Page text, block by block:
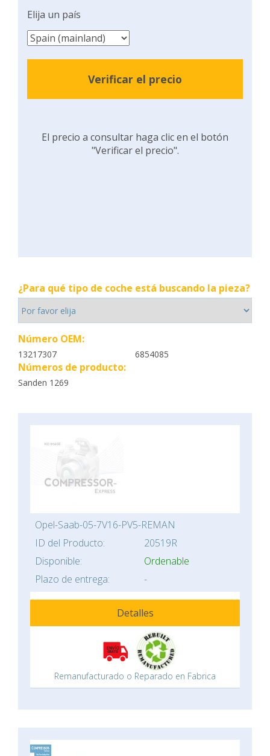
Elija un país
Verificar el precio
El precio a consultar haga clic en el botón
"Verificar el precio".
¿Para qué tipo de coche está buscando la pieza?
Número OEM:
13217307 6854085
Números de producto:
Sanden 1269
Opel-Saab-05-7V16-PV5-REMAN
ID del Producto:
20519R
Disponible:
Ordenable
Plazo de entrega:
-
Detalles
Remanufacturado o Reparado en Fabrica